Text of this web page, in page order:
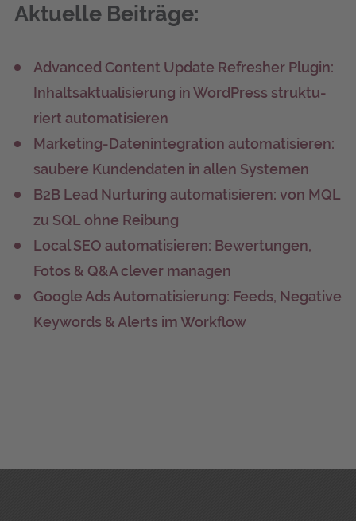
Aktu­el­le Beiträge:
Advan­ced Con­tent Update Refres­her Plug­in:
Inhalts­ak­tua­li­sie­rung in Word­Press struk­tu­
riert automatisieren
Mar­ke­ting-Daten­in­te­gra­ti­on auto­ma­ti­sie­ren:
sau­be­re Kun­den­da­ten in allen Systemen
B2B Lead Nur­tu­ring auto­ma­ti­sie­ren: von MQL
zu SQL ohne Reibung
Local SEO auto­ma­ti­sie­ren: Bewer­tun­gen,
Fotos & Q&A cle­ver managen
Goog­le Ads Auto­ma­ti­sie­rung: Feeds, Nega­ti­ve
Key­words & Alerts im Workflow